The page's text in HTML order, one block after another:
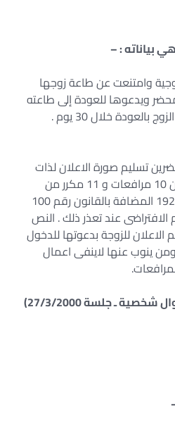
بياناته : –
وامتنعت عن طاعة زوجها
ويدعوها للعودة إلى طاعته
خلال 30 يوم .
تسليم صورة الاعلان لذات
المعلن اليه او نائبه . المادتان 10 مرافعات و 11 مكرر من
المرسوم بقانون 25 لسنة 1929 المضافة بالقانون رقم 100
بالعلم الافتراضى عند تعذر ذلك . النص
الاعلان للزوجة بدعوتها للدخول
ينوب عنها لاينفى اعمال